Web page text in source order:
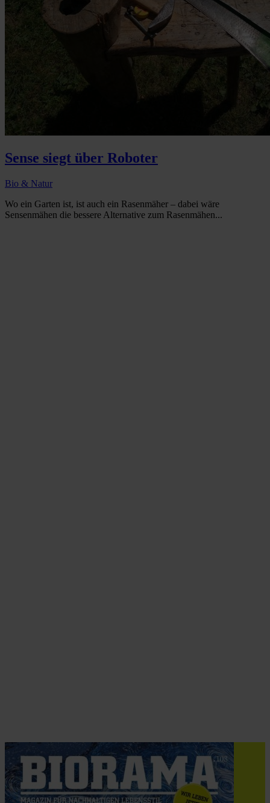
Sense siegt über Roboter
Bio & Natur
Wo ein Garten ist, ist auch ein Rasenmäher – dabei wäre
Sensenmähen die bessere Alternative zum Rasenmähen...